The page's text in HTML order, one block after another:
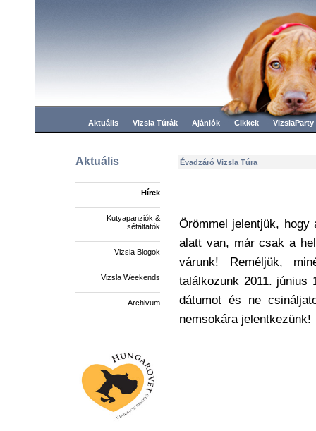
Aktuális Vizsla Túrák Ajánlók Cikkek VizslaParty
Aktuális
Hírek
Kutyapanziók &
sétáltatók
Vizsla Blogok
Vizsla Weekends
Archivum
Évadzáró Vizsla Túra
Örömmel jelentjük,
alatt van, már csak a
várunk! Reméljük,
találkozunk 2011. június
dátumot és ne
nemsokára jelentkezünk!